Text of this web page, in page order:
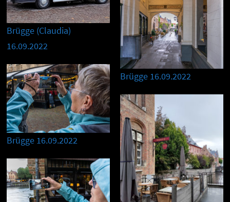
Brügge (Claudia)
16.09.2022
Brügge 16.09.2022
Brügge 16.09.2022